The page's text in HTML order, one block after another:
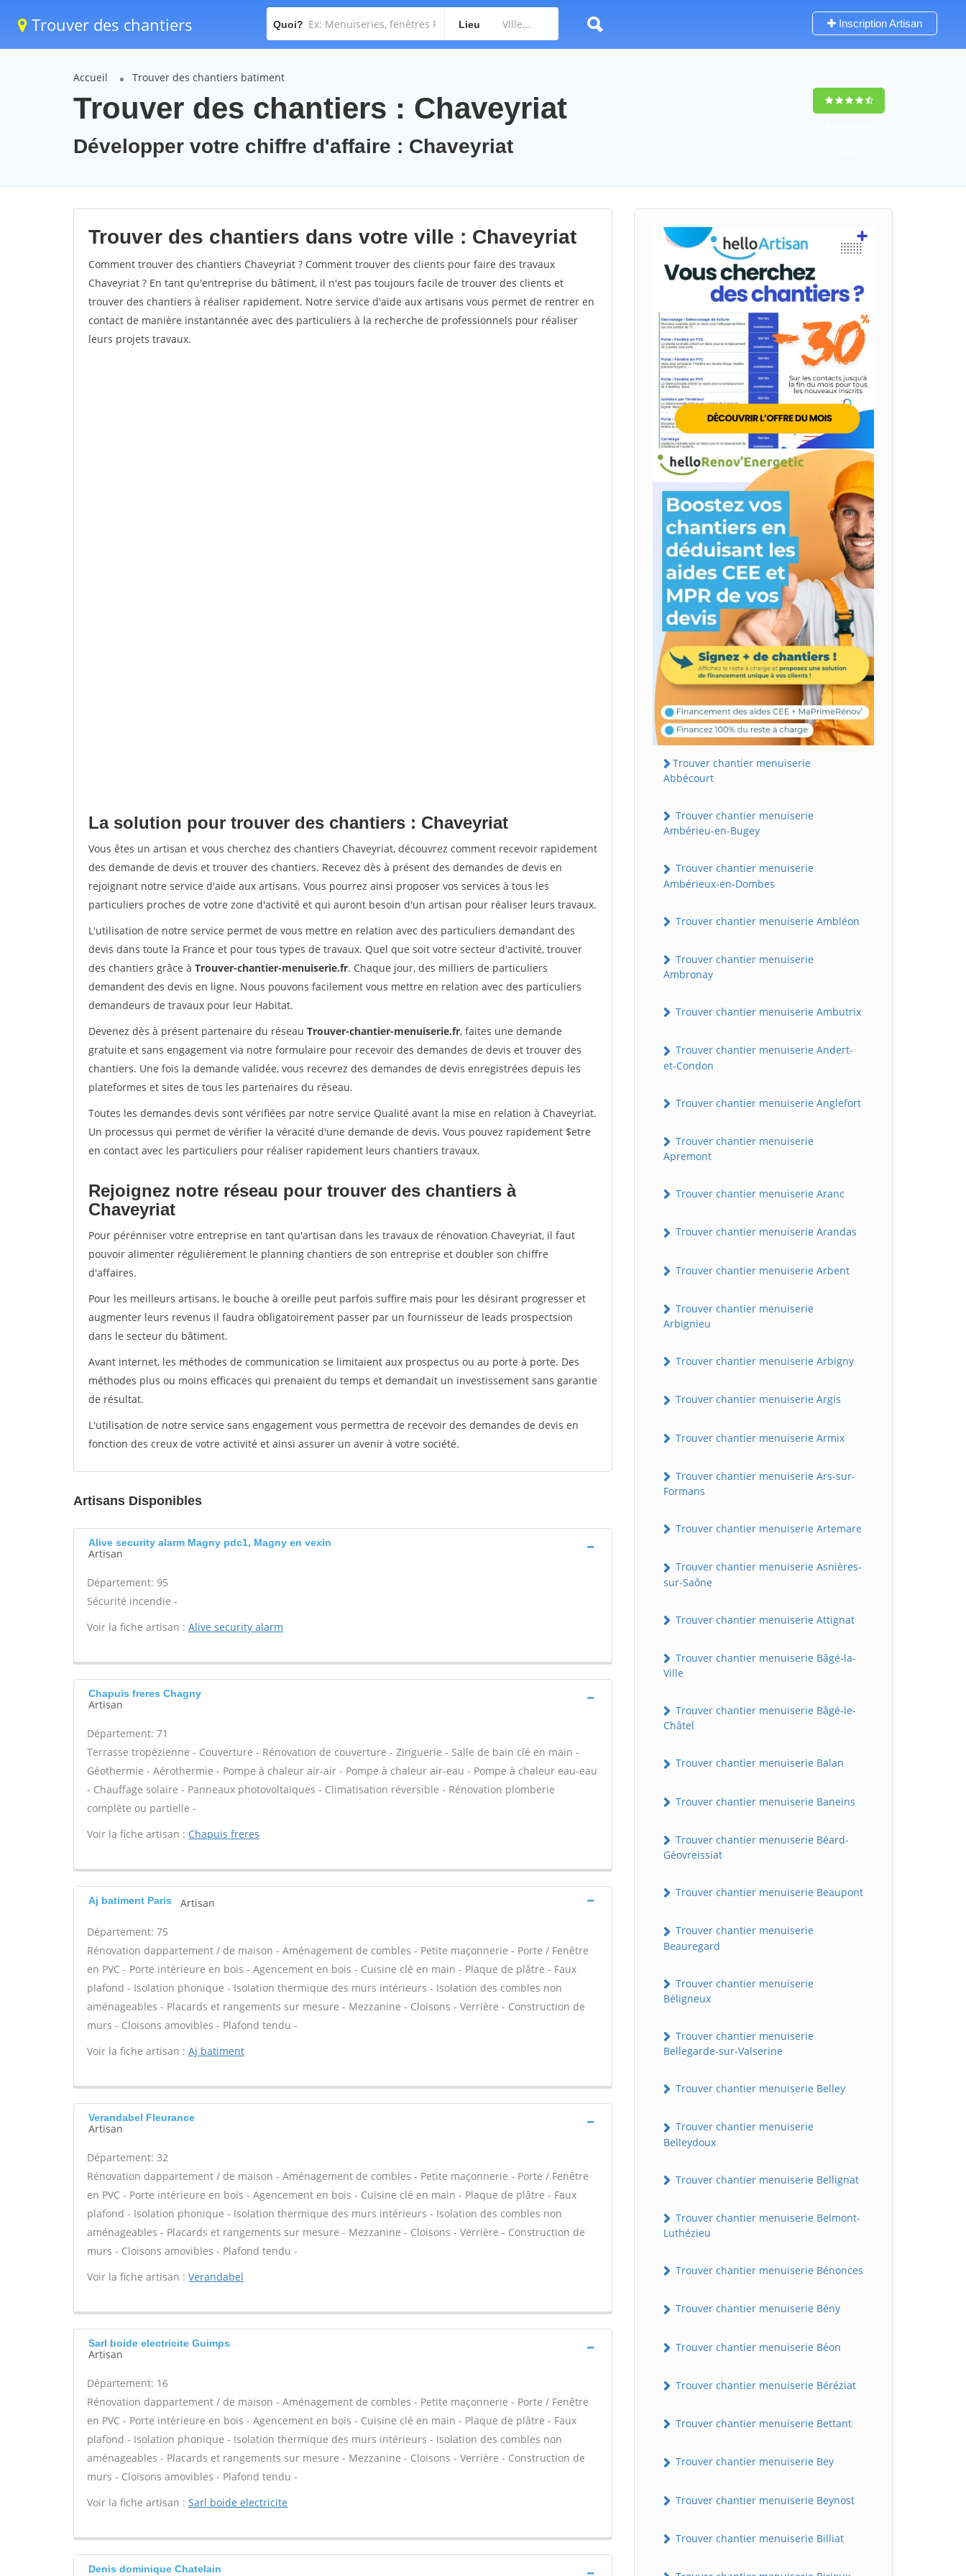
Trouver des chantiers Quoi? Lieu Inscription Artisan
Accueil Trouver des chantiers batiment
Trouver des chantiers : Chaveyriat
Développer votre chiffre d'affaire : Chaveyriat
Trouver des chantiers dans votre ville : Chaveyriat
Comment trouver des chantiers Chaveyriat ? Comment trouver des clients pour faire des travaux
Chaveyriat ? En tant qu'entreprise du bâtiment, il n'est pas toujours facile de trouver des clients et
trouver des chantiers à réaliser rapidement. Notre service d'aide aux artisans vous permet de rentrer en
contact de manière instantannée avec des particuliers à la recherche de professionnels pour réaliser
leurs projets travaux.
La solution pour trouver des chantiers : Chaveyriat
Vous êtes un artisan et vous cherchez des chantiers Chaveyriat, découvrez comment recevoir rapidement
des demande de devis et trouver des chantiers. Recevez dès à présent des demandes de devis en
rejoignant notre service d'aide aux artisans. Vous pourrez ainsi proposer vos services à tous les
particuliers proches de votre zone d'activité et qui auront besoin d'un artisan pour réaliser leurs travaux.
L'utilisation de notre service permet de vous mettre en relation avec des particuliers demandant des
devis dans toute la France et pour tous types de travaux. Quel que soit votre secteur d'activité, trouver
des chantiers grâce à Trouver-chantier-menuiserie.fr. Chaque jour, des milliers de particuliers
demandent des devis en ligne. Nous pouvons facilement vous mettre en relation avec des particuliers
demandeurs de travaux pour leur Habitat.
Devenez dès à présent partenaire du réseau Trouver-chantier-menuiserie.fr, faites une demande
gratuite et sans engagement via notre formulaire pour recevoir des demandes de devis et trouver des
chantiers. Une fois la demande validée, vous recevrez des demandes de devis enregistrées depuis les
plateformes et sites de tous les partenaires du réseau.
Toutes les demandes devis sont vérifiées par notre service Qualité avant la mise en relation à Chaveyriat.
Un processus qui permet de vérifier la véracité d'une demande de devis. Vous pouvez rapidement $etre
en contact avec les particuliers pour réaliser rapidement leurs chantiers travaux.
Rejoignez notre réseau pour trouver des chantiers à
Chaveyriat
Pour pérénniser votre entreprise en tant qu'artisan dans les travaux de rénovation Chaveyriat, il faut
pouvoir alimenter régulièrement le planning chantiers de son entreprise et doubler son chiffre
d'affaires.
Pour les meilleurs artisans, le bouche à oreille peut parfois suffire mais pour les désirant progresser et
augmenter leurs revenus il faudra obligatoirement passer par un fournisseur de leads prospectsion
dans le secteur du bâtiment.
Avant internet, les méthodes de communication se limitaient aux prospectus ou au porte à porte. Des
méthodes plus ou moins efficaces qui prenaient du temps et demandait un investissement sans garantie
de résultat.
L'utilisation de notre service sans engagement vous permettra de recevoir des demandes de devis en
fonction des creux de votre activité et ainsi assurer un avenir à votre société.
Artisans Disponibles
Alive security alarm Magny pdc1, Magny en vexin
Artisan
Département: 95
Sécurité incendie -
Voir la fiche artisan : Alive security alarm
Chapuis freres Chagny
Artisan
Département: 71
Terrasse tropézienne - Couverture - Rénovation de couverture - Zinguerie - Salle de bain clé en main -
Géothermie - Aérothermie - Pompe à chaleur air-air - Pompe à chaleur air-eau - Pompe à chaleur eau-eau
- Chauffage solaire - Panneaux photovoltaïques - Climatisation réversible - Rénovation plomberie
complète ou partielle -
Voir la fiche artisan : Chapuis freres
Aj batiment Paris Artisan
Département: 75
Rénovation dappartement / de maison - Aménagement de combles - Petite maçonnerie - Porte / Fenêtre
en PVC - Porte intérieure en bois - Agencement en bois - Cuisine clé en main - Plaque de plâtre - Faux
plafond - Isolation phonique - Isolation thermique des murs intérieurs - Isolation des combles non
aménageables - Placards et rangements sur mesure - Mezzanine - Cloisons - Verrière - Construction de
murs - Cloisons amovibles - Plafond tendu -
Voir la fiche artisan : Aj batiment
Verandabel Fleurance
Artisan
Département: 32
Rénovation dappartement / de maison - Aménagement de combles - Petite maçonnerie - Porte / Fenêtre
en PVC - Porte intérieure en bois - Agencement en bois - Cuisine clé en main - Plaque de plâtre - Faux
plafond - Isolation phonique - Isolation thermique des murs intérieurs - Isolation des combles non
aménageables - Placards et rangements sur mesure - Mezzanine - Cloisons - Verrière - Construction de
murs - Cloisons amovibles - Plafond tendu -
Voir la fiche artisan : Verandabel
Sarl boide electricite Guimps
Artisan
Département: 16
Rénovation dappartement / de maison - Aménagement de combles - Petite maçonnerie - Porte / Fenêtre
en PVC - Porte intérieure en bois - Agencement en bois - Cuisine clé en main - Plaque de plâtre - Faux
plafond - Isolation phonique - Isolation thermique des murs intérieurs - Isolation des combles non
aménageables - Placards et rangements sur mesure - Mezzanine - Cloisons - Verrière - Construction de
murs - Cloisons amovibles - Plafond tendu -
Voir la fiche artisan : Sarl boide electricite
Denis dominique Chatelain
Trouver chantier menuiserie
Abbécourt
Trouver chantier menuiserie
Ambérieu-en-Bugey
Trouver chantier menuiserie
Ambérieux-en-Dombes
Trouver chantier menuiserie Ambléon
Trouver chantier menuiserie
Ambronay
Trouver chantier menuiserie Ambutrix
Trouver chantier menuiserie Andert-
et-Condon
Trouver chantier menuiserie Anglefort
Trouver chantier menuiserie
Apremont
Trouver chantier menuiserie Aranc
Trouver chantier menuiserie Arandas
Trouver chantier menuiserie Arbent
Trouver chantier menuiserie
Arbignieu
Trouver chantier menuiserie Arbigny
Trouver chantier menuiserie Argis
Trouver chantier menuiserie Armix
Trouver chantier menuiserie Ars-sur-
Formans
Trouver chantier menuiserie Artemare
Trouver chantier menuiserie Asnières-
sur-Saône
Trouver chantier menuiserie Attignat
Trouver chantier menuiserie Bâgé-la-
Ville
Trouver chantier menuiserie Bâgé-le-
Châtel
Trouver chantier menuiserie Balan
Trouver chantier menuiserie Baneins
Trouver chantier menuiserie Béard-
Géovreissiat
Trouver chantier menuiserie Beaupont
Trouver chantier menuiserie
Beauregard
Trouver chantier menuiserie
Béligneux
Trouver chantier menuiserie
Bellegarde-sur-Valserine
Trouver chantier menuiserie Belley
Trouver chantier menuiserie
Belleydoux
Trouver chantier menuiserie Bellignat
Trouver chantier menuiserie Belmont-
Luthézieu
Trouver chantier menuiserie Bénonces
Trouver chantier menuiserie Bény
Trouver chantier menuiserie Béon
Trouver chantier menuiserie Béréziat
Trouver chantier menuiserie Bettant
Trouver chantier menuiserie Bey
Trouver chantier menuiserie Beynost
Trouver chantier menuiserie Billiat